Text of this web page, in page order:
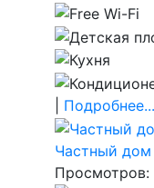
Подробнее...
Частный дом